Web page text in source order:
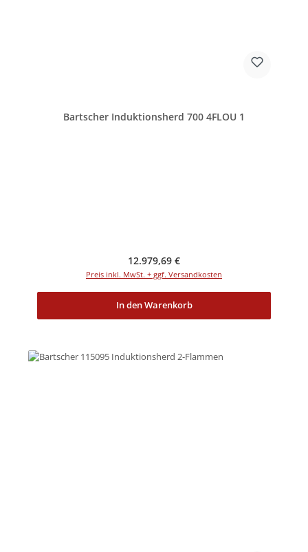
Bartscher Induktionsherd 700 4FLOU 1
Regulärer Preis:
12.979,69 €
Preis inkl. MwSt. + ggf. Versandkosten
In den Warenkorb